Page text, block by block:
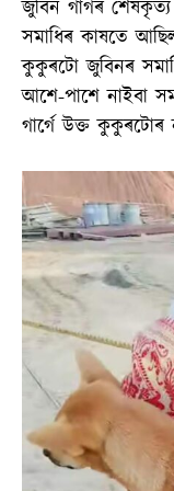
জুবিন গাৰ্গৰ
সমাধিৰ কাষতে
কুকুৰটো জুবিনৰ
আশে-পাশে নাইবা
গাৰ্গে উক্ত কুকুৰটোৰ